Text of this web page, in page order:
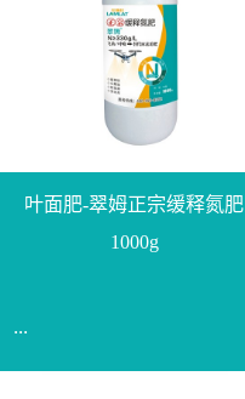
叶面肥-翠姆正宗缓释氮肥
1000g
...